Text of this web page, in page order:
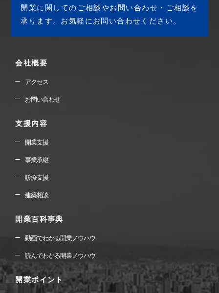
開業に関してのご相談やお問い合わせ・ご相談を
承ります。お気軽にお問い合わせください。
会社概要
アクセス
お問い合わせ
支援内容
開業支援
事業承継
診療支援
建築相談
開業百科事典
動画でわかる開業ノウハウ
読んでわかる開業ノウハウ
開業ポイント